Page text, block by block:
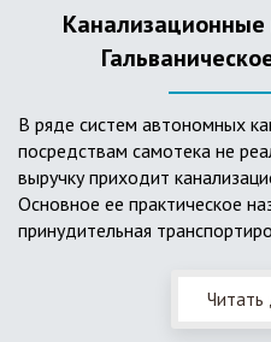
подвержены промерзанию.
установки железобетонных
уровень грунтовых вод (УГВ)
выполненный из пластика,
высоким УГВ.
Очищенная вода без
каждого владельца
установку кессонов,
следует воспользоваться
компании. Мы максимально
проведем весь комплекс
выполним необходимые
Канализационные
В ряде систем автономных
посредствам самотека не
выручку приходит
Основное ее практическое
принудительная
Такая станция может
помещении дома, так и
Читать